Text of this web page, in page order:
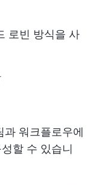
로빈 방식을 사
과 워크플로우에
할 수 있습니